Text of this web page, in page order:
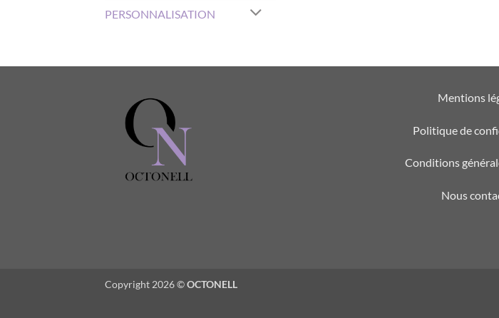
PERSONNALISATION
Mentions
Politique de
Conditions
Nous
Copyright 2026 ©OCTONELL